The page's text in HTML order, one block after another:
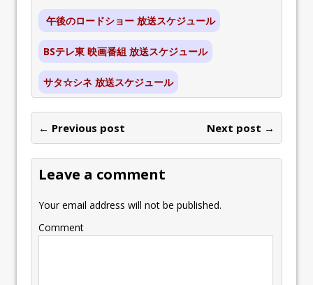
午後のロードショー 放送スケジュール
BSテレ東 映画番組 放送スケジュール
サタ☆シネ 放送スケジュール
← Previous post Next post →
Leave a comment
Your email address will not be published.
Comment